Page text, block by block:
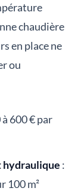
chaudière
en place ne
ou
à 600 € par
hydraulique :
100 m²